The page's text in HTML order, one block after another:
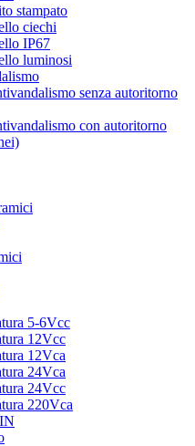
stampato
ciechi
IP67
luminosi
senza autoritorno
con autoritorno
5-6Vcc
12Vcc
12Vca
24Vca
24Vcc
220Vca